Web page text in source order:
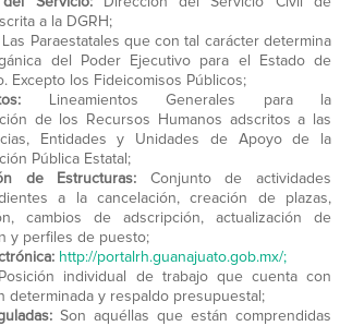
a la DGRH;
Las Paraestatales que con tal carácter determina
del Poder Ejecutivo para el Estado de
Excepto los Fideicomisos Públicos;
Lineamientos Generales para la
de los Recursos Humanos adscritos a las
Entidades y Unidades de Apoyo de la
Pública Estatal;
de Estructuras: Conjunto de actividades
a la cancelación, creación de plazas,
cambios de adscripción, actualización de
y perfiles de puesto;
http://portalrh.guanajuato.gob.mx/;
Posición individual de trabajo que cuenta con
determinada y respaldo presupuestal;
Son aquéllas que están comprendidas